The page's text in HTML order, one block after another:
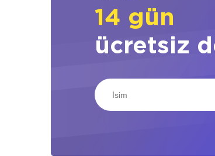
14 gün
ücretsiz